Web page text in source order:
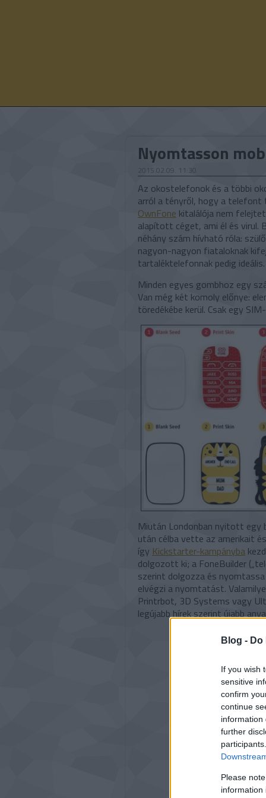
Blog -
If you wish
sensitive
confirm
continue
information
further
Please
information
Nyomtasson
2015.02.09. 11:30
Az okostelefonok és a többi
arról a tényről, hogy a telefont
OwnFone kitalálója nem
alapított céget, ami él és virul.
néhány szám hívható róla:
nagyon-nagyon fiataloknak
tartaléktelefonnak pedig ideális.
Minden egyes gombhoz egy
Van még két komoly előnye:
töredékébe kerül. Csak egy
Miután Londonban nyitott egy
után célba vette az amerikait
így Kickstarter-kampányba
dolgozott ki; a FoneBuilder
szerint dolgozza és
elvégzi a nyomtatást.
Printrbot, 3D Systems vagy
legújabb hírek szerint újabb